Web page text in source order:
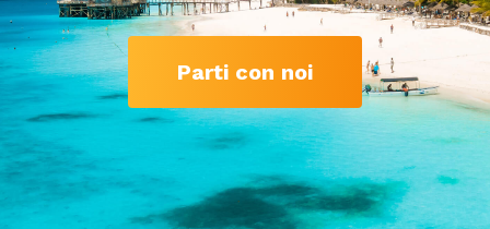
Parti con noi